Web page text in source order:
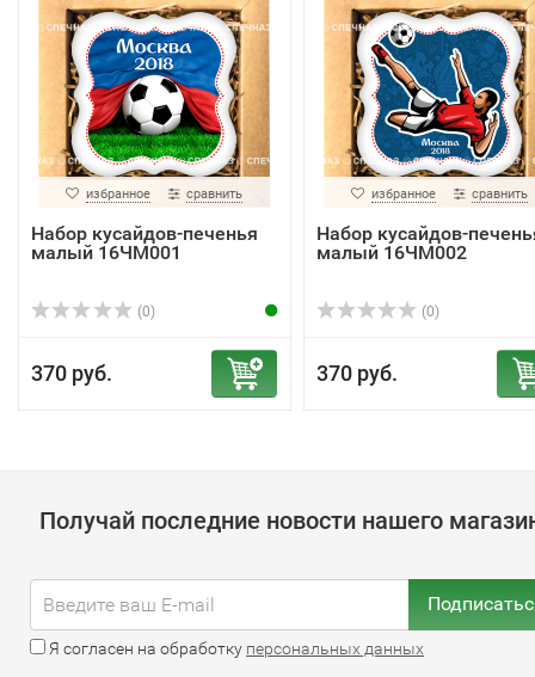
избранное сравнить
Набор кусайдов-печенья
малый 16ЧМ001
(0)
370 руб.
избранное сравнить
Набор кусайдов-
малый 16ЧМ002
(0)
370 руб.
Получай последние новости нашего
Я согласен на обработку персональных данных